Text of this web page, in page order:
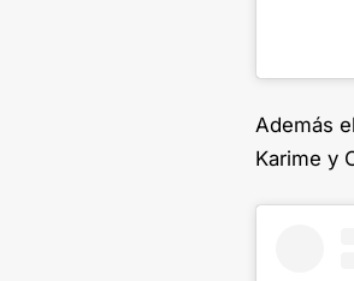
Además
Karime y